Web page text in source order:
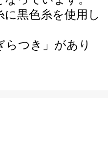
黒色糸を使用し
らつき」があり